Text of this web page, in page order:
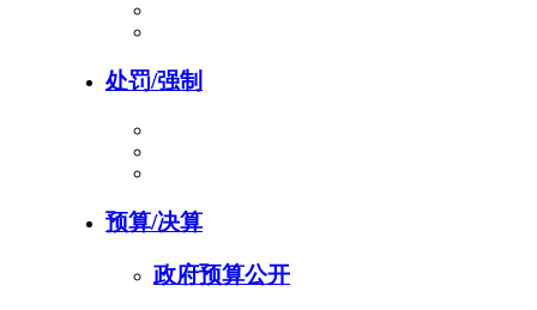
处罚/强制
预算/决算
政府预算公开